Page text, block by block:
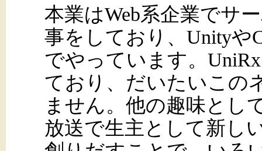
本業はWeb系企業でサ
事をしており、Unityや
でやっています。
ており、だいたいこの
ません。他の趣味とし
放送で生主として新し